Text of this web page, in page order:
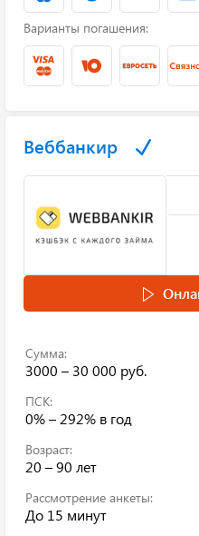
Варианты погашения:
Веббанкир
Сумма:
3000 – 30 000 руб.
ПСК:
0% – 292% в год
Возраст:
20 – 90 лет
Рассмотрение анкеты:
До 15 минут